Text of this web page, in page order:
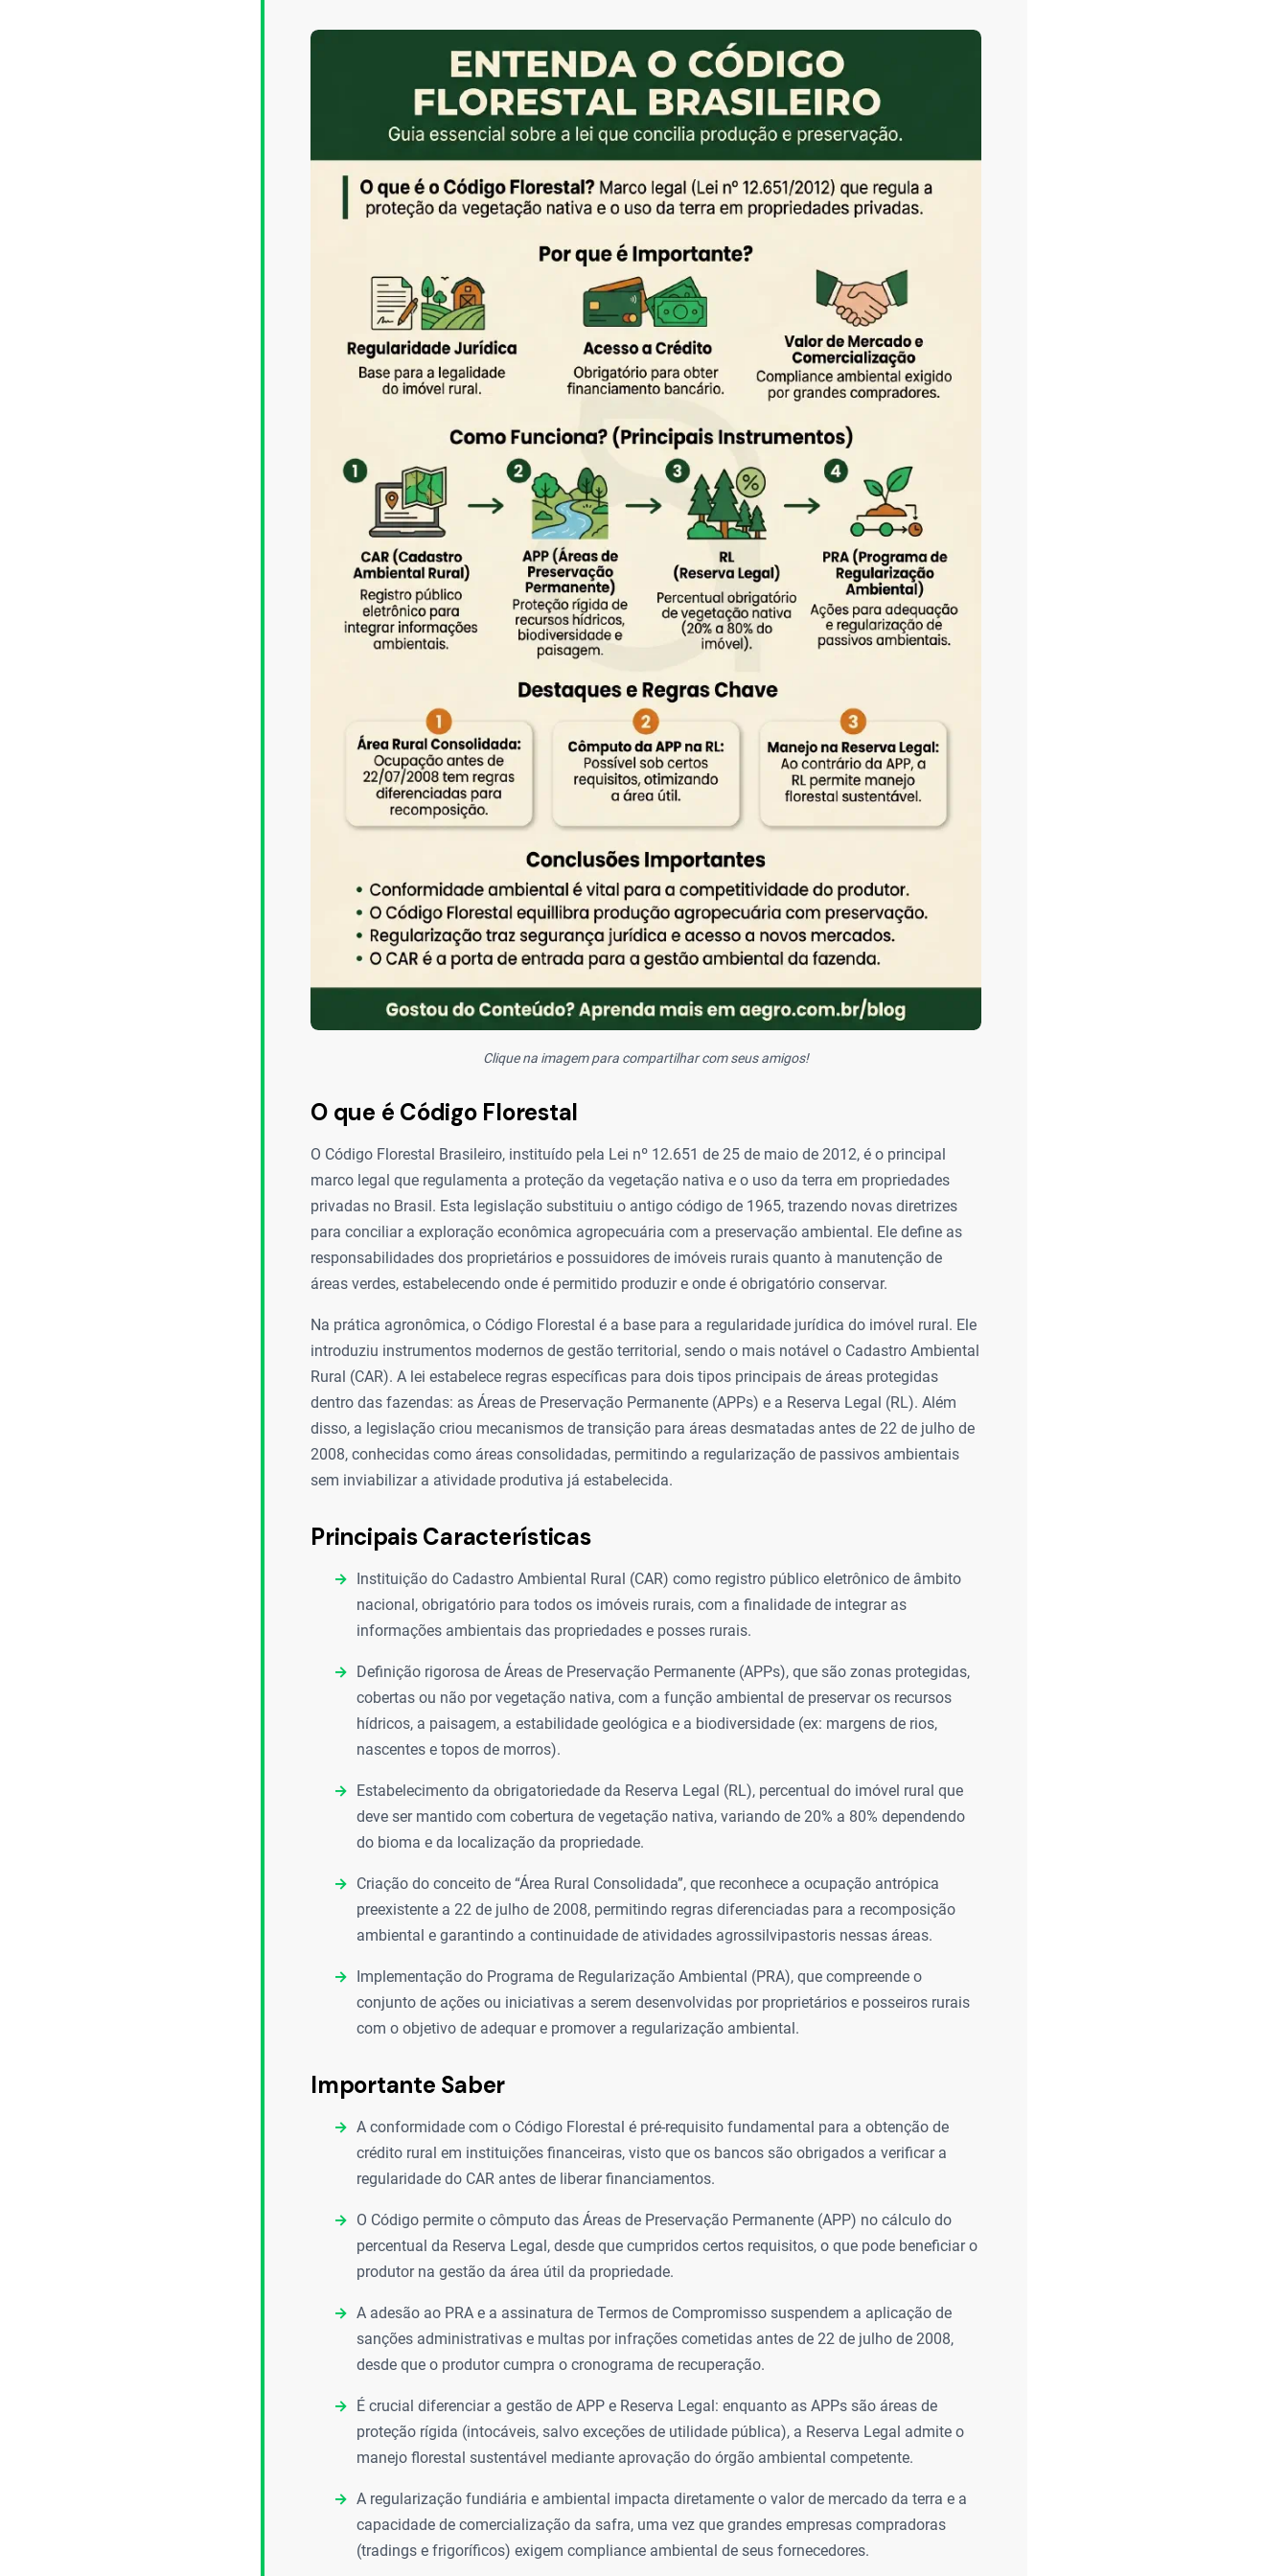
Clique na imagem para compartilhar com seus amigos!
O que é Código Florestal
O Código Florestal Brasileiro, instituído pela Lei nº 12.651 de 25 de maio de 2012, é o principal
marco legal que regulamenta a proteção da vegetação nativa e o uso da terra em propriedades
privadas no Brasil. Esta legislação substituiu o antigo código de 1965, trazendo novas diretrizes
para conciliar a exploração econômica agropecuária com a preservação ambiental. Ele define as
responsabilidades dos proprietários e possuidores de imóveis rurais quanto à manutenção de
áreas verdes, estabelecendo onde é permitido produzir e onde é obrigatório conservar.
Na prática agronômica, o Código Florestal é a base para a regularidade jurídica do imóvel rural. Ele
introduziu instrumentos modernos de gestão territorial, sendo o mais notável o Cadastro Ambiental
Rural (CAR). A lei estabelece regras específicas para dois tipos principais de áreas protegidas
dentro das fazendas: as Áreas de Preservação Permanente (APPs) e a Reserva Legal (RL). Além
disso, a legislação criou mecanismos de transição para áreas desmatadas antes de 22 de julho de
2008, conhecidas como áreas consolidadas, permitindo a regularização de passivos ambientais
sem inviabilizar a atividade produtiva já estabelecida.
Principais Características
Instituição do Cadastro Ambiental Rural (CAR) como registro público eletrônico de âmbito
nacional, obrigatório para todos os imóveis rurais, com a finalidade de integrar as
informações ambientais das propriedades e posses rurais.
Definição rigorosa de Áreas de Preservação Permanente (APPs), que são zonas protegidas,
cobertas ou não por vegetação nativa, com a função ambiental de preservar os recursos
hídricos, a paisagem, a estabilidade geológica e a biodiversidade (ex: margens de rios,
nascentes e topos de morros).
Estabelecimento da obrigatoriedade da Reserva Legal (RL), percentual do imóvel rural que
deve ser mantido com cobertura de vegetação nativa, variando de 20% a 80% dependendo
do bioma e da localização da propriedade.
Criação do conceito de “Área Rural Consolidada”, que reconhece a ocupação antrópica
preexistente a 22 de julho de 2008, permitindo regras diferenciadas para a recomposição
ambiental e garantindo a continuidade de atividades agrossilvipastoris nessas áreas.
Implementação do Programa de Regularização Ambiental (PRA), que compreende o
conjunto de ações ou iniciativas a serem desenvolvidas por proprietários e posseiros rurais
com o objetivo de adequar e promover a regularização ambiental.
Importante Saber
A conformidade com o Código Florestal é pré-requisito fundamental para a obtenção de
crédito rural em instituições financeiras, visto que os bancos são obrigados a verificar a
regularidade do CAR antes de liberar financiamentos.
O Código permite o cômputo das Áreas de Preservação Permanente (APP) no cálculo do
percentual da Reserva Legal, desde que cumpridos certos requisitos, o que pode beneficiar o
produtor na gestão da área útil da propriedade.
A adesão ao PRA e a assinatura de Termos de Compromisso suspendem a aplicação de
sanções administrativas e multas por infrações cometidas antes de 22 de julho de 2008,
desde que o produtor cumpra o cronograma de recuperação.
É crucial diferenciar a gestão de APP e Reserva Legal: enquanto as APPs são áreas de
proteção rígida (intocáveis, salvo exceções de utilidade pública), a Reserva Legal admite o
manejo florestal sustentável mediante aprovação do órgão ambiental competente.
A regularização fundiária e ambiental impacta diretamente o valor de mercado da terra e a
capacidade de comercialização da safra, uma vez que grandes empresas compradoras
(tradings e frigoríficos) exigem compliance ambiental de seus fornecedores.